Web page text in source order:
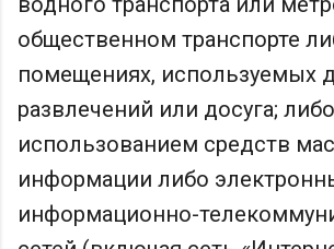
общественном транспорте
помещениях, используемых
развлечений или досуга;
использованием средств
информации либо
информационно-